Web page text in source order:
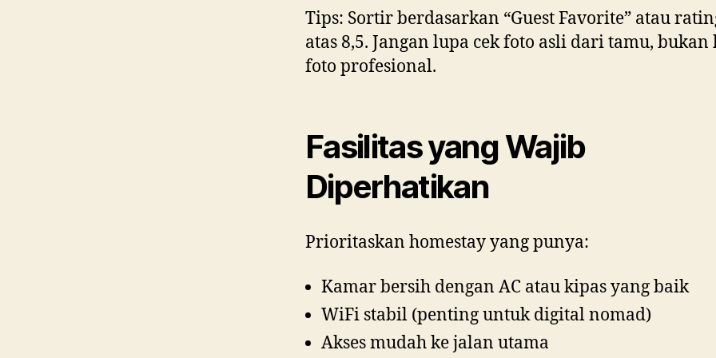
Tips: Sortir berdasarkan “Guest Favorite” atau
atas 8,5. Jangan lupa cek foto asli dari tamu, bukan
foto profesional.
Fasilitas yang Wajib
Diperhatikan
Prioritaskan homestay yang punya:
Kamar bersih dengan AC atau kipas yang baik
WiFi stabil (penting untuk digital nomad)
Akses mudah ke jalan utama